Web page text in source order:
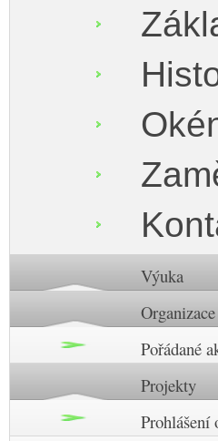
Výuka
Organizace
Pořádané
Projekty
Prohlášení